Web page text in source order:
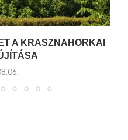
A KRASZNAHORKAI